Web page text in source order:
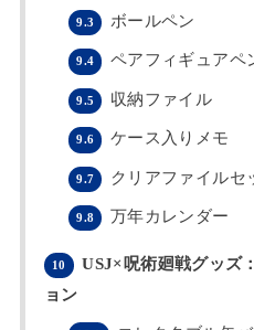
9.3 ボールペン
9.4 ペアフィギュアペ
9.5 収納ファイル
9.6 ケース入りメモ
9.7 クリアファイルセ
9.8 万年カレンダー
10
USJ×呪術廻戦グッズ
ョン